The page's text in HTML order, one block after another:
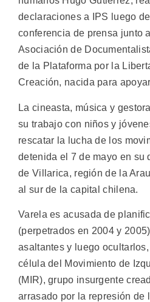
declaraciones a IPS luego
conferencia de prensa junto
Asociación de
de la Plataforma por la
Creación, nacida para
La cineasta, música y
su trabajo con niños y
rescatar la lucha de los
detenida el 7 de mayo en su
de Villarica, región de la
al sur de la capital chilena.
Varela es acusada de
(perpetrados en 2004 y
asaltantes y luego
célula del Movimiento de
(MIR), grupo insurgente
arrasado por la represión de